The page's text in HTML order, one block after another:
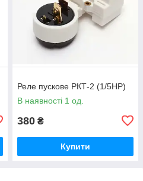
Реле пускове РКТ-2 (1/5HP)
В наявності 1 од.
380 ₴
Купити